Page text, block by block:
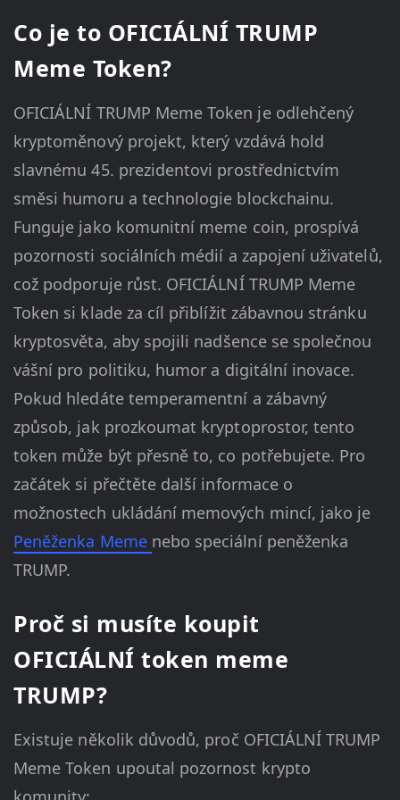
Co je to OFICIÁLNÍ TRUMP
Meme Token?
OFICIÁLNÍ TRUMP Meme Token je odlehčený
kryptoměnový projekt, který vzdává hold
slavnému 45. prezidentovi prostřednictvím
směsi humoru a technologie blockchainu.
Funguje jako komunitní meme coin, prospívá
pozornosti sociálních médií a zapojení uživatelů,
což podporuje růst. OFICIÁLNÍ TRUMP Meme
Token si klade za cíl přiblížit zábavnou stránku
kryptosvěta, aby spojili nadšence se společnou
vášní pro politiku, humor a digitální inovace.
Pokud hledáte temperamentní a zábavný
způsob, jak prozkoumat kryptoprostor, tento
token může být přesně to, co potřebujete. Pro
začátek si přečtěte další informace o
možnostech ukládání memových mincí, jako je
Peněženka Meme nebo speciální peněženka
TRUMP.
Proč si musíte koupit
OFICIÁLNÍ token meme
TRUMP?
Existuje několik důvodů, proč OFICIÁLNÍ TRUMP
Meme Token upoutal pozornost krypto